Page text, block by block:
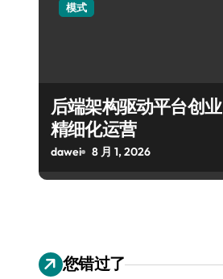
模式
后端架构驱动平台创业
精细化运营
dawei 8 月 1, 2026
您错过了